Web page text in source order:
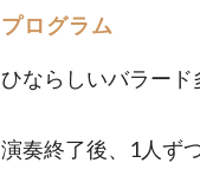
プログラム
ひならしいバラード
演奏終了後、1人ず